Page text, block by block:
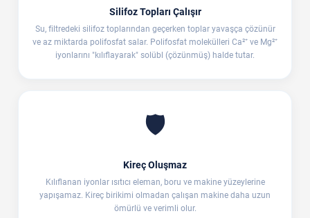
Silifoz Topları Çalışır
Su, filtredeki silifoz toplarından geçerken toplar yavaşça çözünür
ve az miktarda polifosfat salar. Polifosfat molekülleri Ca²⁺ ve Mg²⁺
iyonlarını "kılıflayarak" solübl (çözünmüş) halde tutar.
🛡️
Kireç Oluşmaz
Kılıflanan iyonlar ısıtıcı eleman, boru ve makine yüzeylerine
yapışamaz. Kireç birikimi olmadan çalışan makine daha uzun
ömürlü ve verimli olur.